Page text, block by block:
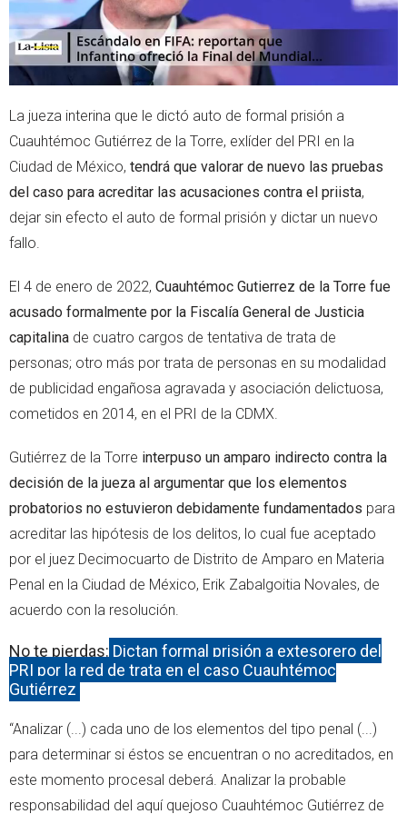
La jueza interina que le dictó auto de formal prisión a
Cuauhtémoc Gutiérrez de la Torre, exlíder del PRI en la
Ciudad de México, tendrá que valorar de nuevo las pruebas
del caso para acreditar las acusaciones contra el priista,
dejar sin efecto el auto de formal prisión y dictar un nuevo
fallo.
El 4 de enero de 2022, Cuauhtémoc Gutierrez de la Torre fue
acusado formalmente por la Fiscalía General de Justicia
capitalina de cuatro cargos de tentativa de trata de
personas; otro más por trata de personas en su modalidad
de publicidad engañosa agravada y asociación delictuosa,
cometidos en 2014, en el PRI de la CDMX.
Gutiérrez de la Torre interpuso un amparo indirecto contra la
decisión de la jueza al argumentar que los elementos
probatorios no estuvieron debidamente fundamentados para
acreditar las hipótesis de los delitos, lo cual fue aceptado
por el juez Decimocuarto de Distrito de Amparo en Materia
Penal en la Ciudad de México, Erik Zabalgoitia Novales, de
acuerdo con la resolución.
No te pierdas: Dictan formal prisión a extesorero del
PRI por la red de trata en el caso Cuauhtémoc
Gutiérrez
“Analizar (...) cada uno de los elementos del tipo penal (...)
para determinar si éstos se encuentran o no acreditados, en
este momento procesal deberá. Analizar la probable
responsabilidad del aquí quejoso Cuauhtémoc Gutiérrez de